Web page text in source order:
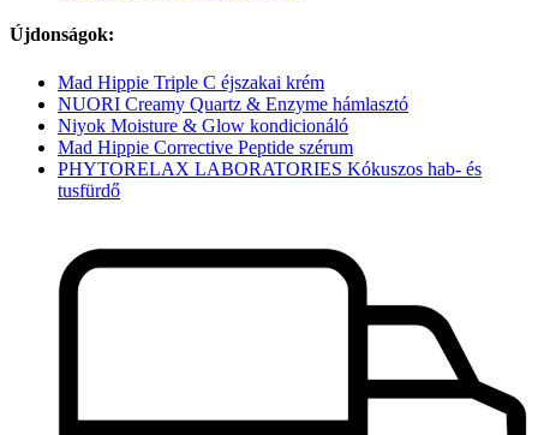
Újdonságok:
Mad Hippie Triple C éjszakai krém
NUORI Creamy Quartz & Enzyme hámlasztó
Niyok Moisture & Glow kondicionáló
Mad Hippie Corrective Peptide szérum
PHYTORELAX LABORATORIES Kókuszos hab- és
tusfürdő